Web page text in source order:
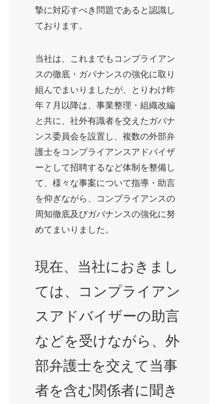
摯に対応すべき問題であると認識し
ております。
当社は、これまでもコンプライアン
スの徹底・ガバナンスの強化に取り
組んでまいりましたが、とりわけ昨
年７月以降は、事業整理・組織改編
と共に、社外有識者を交えたガバナ
ンス委員会を設置し、複数の外部弁
護士をコンプライアンスアドバイザ
ーとして招聘するなど体制を整備し
て、様々な事案について指導・助言
を仰ぎながら、コンプライアンスの
周知徹底及びガバナンスの強化に努
めてまいりました。
現在、当社におきまし
ては、コンプライアン
スアドバイザーの助言
などを受けながら、外
部弁護士を交えて当事
者を含む関係者に聞き